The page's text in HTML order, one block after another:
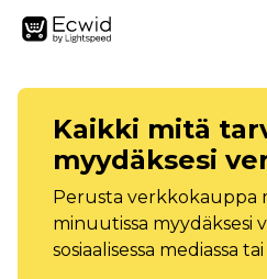
Kaikki mitä
myydäksesi
Perusta verkkokauppa
minuutissa myydäksesi
sosiaalisessa mediassa